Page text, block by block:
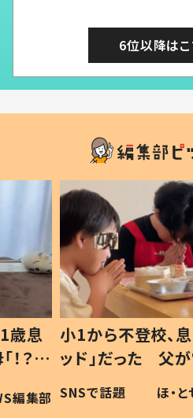
6位以降はこ
歳息
？」
編集部
小1から不登校、
ッド」だった 父
作り続ける理由
#令和の子
SNSで話題 ほ・